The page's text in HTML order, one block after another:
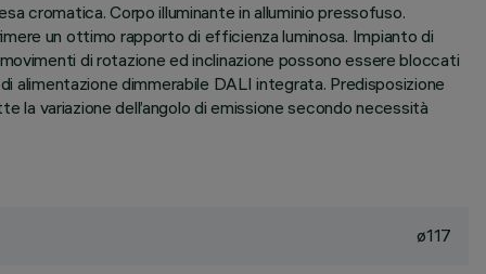
cromatica. Corpo illuminante in alluminio pressofuso.
un ottimo rapporto di efficienza luminosa. Impianto di
di rotazione ed inclinazione possono essere bloccati
alimentazione dimmerabile DALI integrata. Predisposizione
variazione dell’angolo di emissione secondo necessità
ø117